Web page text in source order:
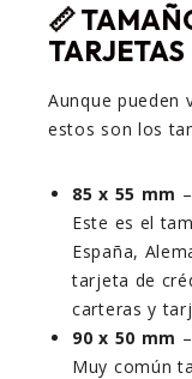
📏
Aunque pueden
estos son los
85 x 55 mm –
Este es el
España,
tarjeta de
carteras y
90 x 50 mm
Muy común